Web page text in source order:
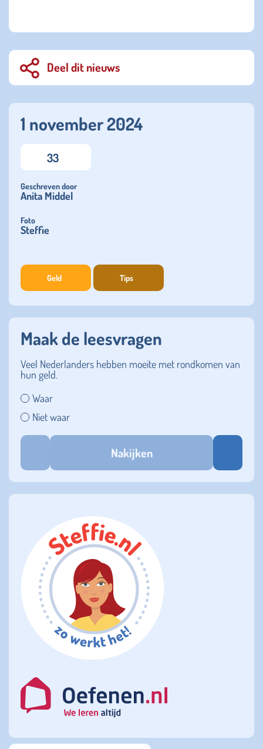
Deel dit nieuws
1 november 2024
33
Geschreven door
Anita Middel
Foto
Steffie
Geld Tips
Maak de leesvragen
Veel Nederlanders hebben moeite met rondkomen van
hun geld.
Waar
Niet waar
Nakijken